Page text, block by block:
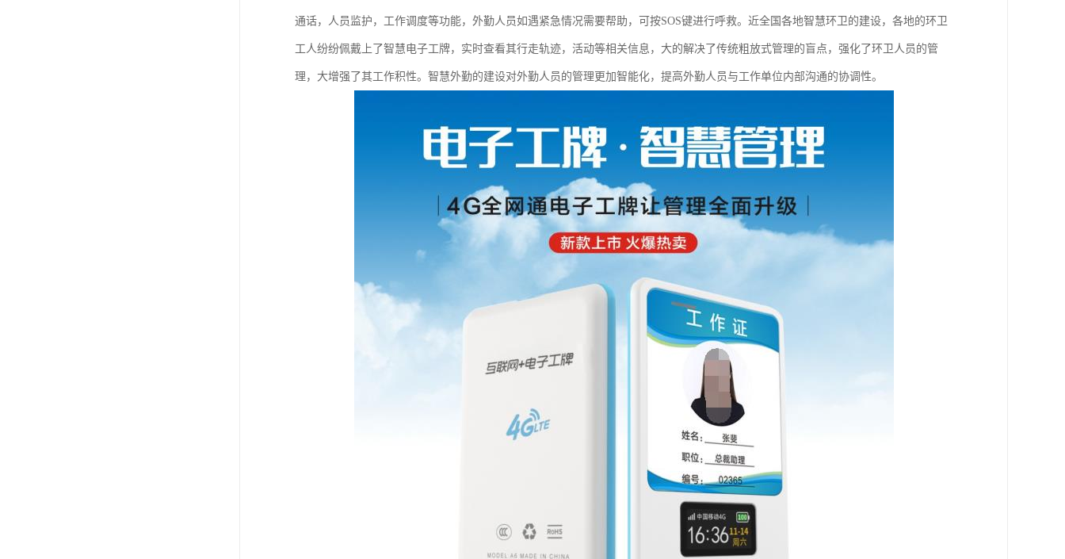
通话，人员监护，工作调度等功能，外勤人员如遇紧急情况需要帮助，可按SOS键进行呼救。近全国各地智慧环卫的建设，各地的环卫
工人纷纷佩戴上了智慧电子工牌，实时查看其行走轨迹，活动等相关信息，大的解决了传统粗放式管理的盲点，强化了环卫人员的管
理，大增强了其工作积性。智慧外勤的建设对外勤人员的管理更加智能化，提高外勤人员与工作单位内部沟通的协调性。